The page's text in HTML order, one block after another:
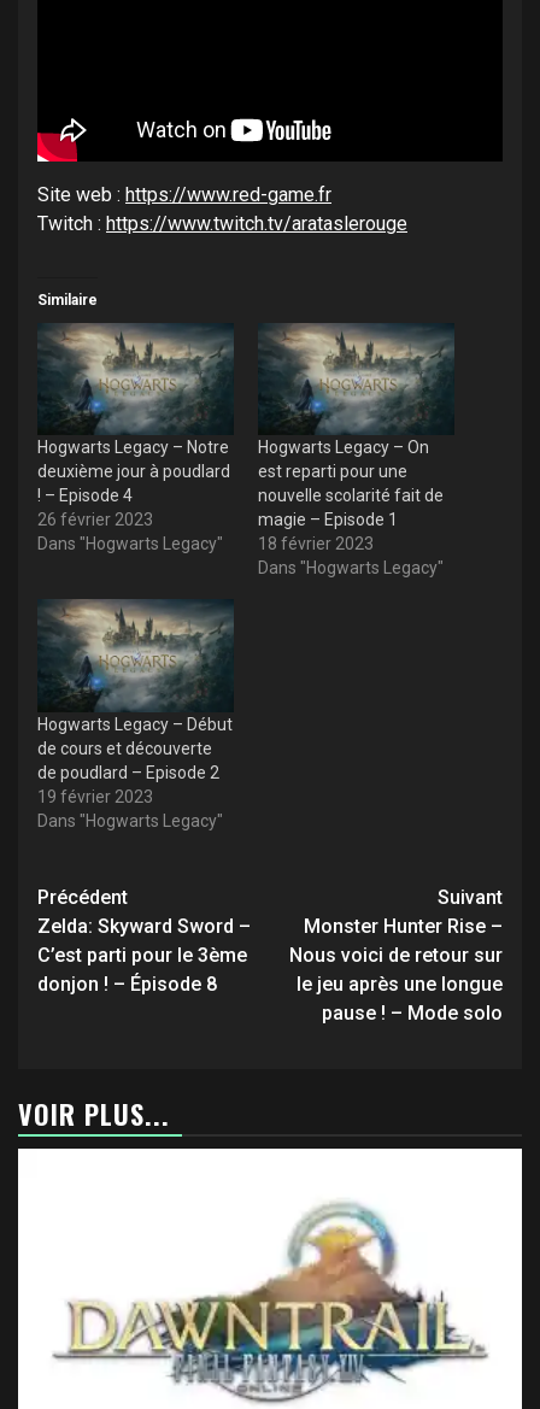
Site web : https://www.red-game.fr
Twitch : https://www.twitch.tv/arataslerouge
Similaire
Hogwarts Legacy – Notre
deuxième jour à poudlard
! – Episode 4
26 février 2023
Dans "Hogwarts Legacy"
Hogwarts Legacy – On
est reparti pour une
nouvelle scolarité fait de
magie – Episode 1
18 février 2023
Dans "Hogwarts Legacy"
Hogwarts Legacy – Début
de cours et découverte
de poudlard – Episode 2
19 février 2023
Dans "Hogwarts Legacy"
Navigation
d’article
Précédent
Zelda: Skyward Sword –
C’est parti pour le 3ème
donjon ! – Épisode 8
Suivant
Monster Hunter Rise –
Nous voici de retour sur
le jeu après une longue
pause ! – Mode solo
VOIR PLUS...